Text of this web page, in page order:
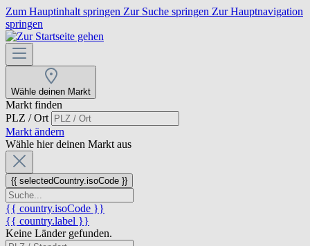
Zum Hauptinhalt springen Zur Suche springen Zur Hauptnavigation
springen
Wähle deinen Markt
Markt finden
PLZ / Ort
Markt ändern
Wähle hier deinen Markt aus
{{ selectedCountry.isoCode }}
{{ country.isoCode }}
{{ country.label }}
Keine Länder gefunden.